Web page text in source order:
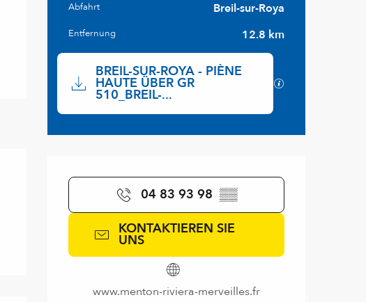
Praktische Informationen
Abfahrt Breil-sur-Roya
Entfernung 12.8 km
Dokumentation
BREIL-SUR-ROYA - PIÈNE
HAUTE ÜBER GR
510_BREIL-...
Mit GPX / KML-
Öffnungszeiten &
04 83 93 98 ▒▒
KONTAKTIEREN SIE
UNS
www.menton-riviera-merveilles.fr